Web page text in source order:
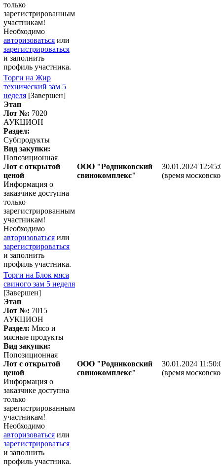
только
зарегистрированным
участникам!
Необходимо
авторизоваться или
зарегистрироваться
и заполнить
профиль участника.
Торги на Жир
технический зам 5
неделя [Завершен]
Этап
Лот №: 7020
АУКЦИОН
Раздел:
Субпродукты
Вид закупки:
Попозиционная
Лот с открытой
ценой
Информация о
заказчике доступна
только
зарегистрированным
участникам!
Необходимо
авторизоваться или
зарегистрироваться
и заполнить
профиль участника.
ООО "Родниковский
свинокомплекс"
30.01.2024
(время
Торги на Блок мяса
свиного зам 5 неделя
[Завершен]
Этап
Лот №: 7015
АУКЦИОН
Раздел: Мясо и
мясные продукты
Вид закупки:
Попозиционная
Лот с открытой
ценой
Информация о
заказчике доступна
только
зарегистрированным
участникам!
Необходимо
авторизоваться или
зарегистрироваться
и заполнить
профиль участника.
ООО "Родниковский
свинокомплекс"
30.01.2024
(время